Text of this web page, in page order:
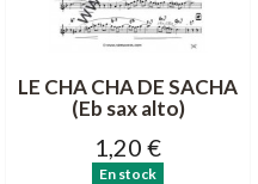
LE CHA CHA DE SACHA
(Eb sax alto)
1,20 €
En stock